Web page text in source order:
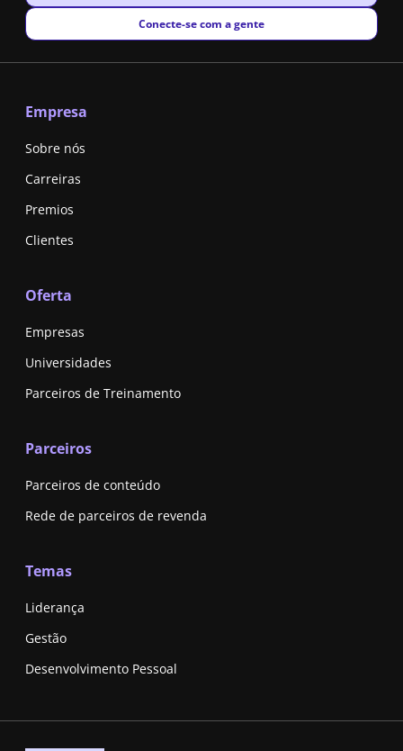
New window
Conecte-se com a gente
Empresa
Sobre nós
Carreiras
Premios
Clientes
Oferta
Empresas
Universidades
Parceiros de Treinamento
Parceiros
Parceiros de conteúdo
Rede de parceiros de revenda
Temas
Liderança
Gestão
Desenvolvimento Pessoal